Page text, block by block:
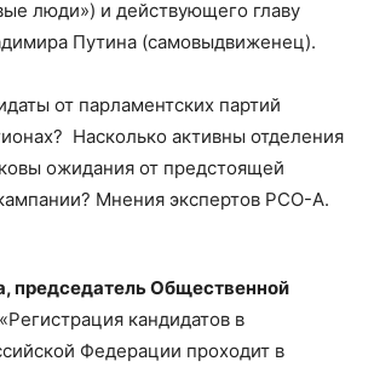
люди») и действующего главу
Путина (самовыдвиженец).
от парламентских партий
Насколько активны отделения
ожидания от предстоящей
Мнения экспертов РСО-А.
председатель Общественной
«Регистрация кандидатов в
Федерации проходит в